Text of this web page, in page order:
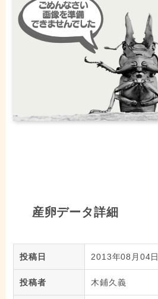
産卵データ詳細
投稿日 2013年08月04日
投稿者 木鋪久義